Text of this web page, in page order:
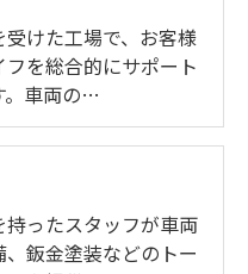
受けた工場で、お客様
フを総合的にサポート
。車両の…
持ったスタッフが車両
鈑金塗装などのトー